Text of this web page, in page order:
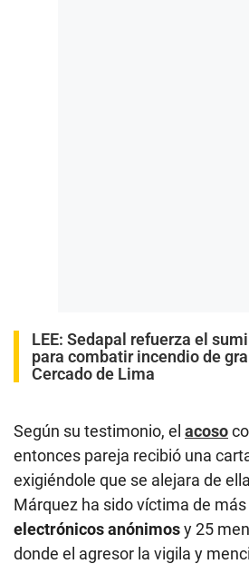
LEE: Sedapal refuerza el
para combatir incendio de
Cercado de Lima
Según su testimonio, el acoso
entonces pareja recibió una
exigiéndole que se alejara de
Márquez ha sido víctima de más
electrónicos anónimosy 25
donde el agresor la vigila y